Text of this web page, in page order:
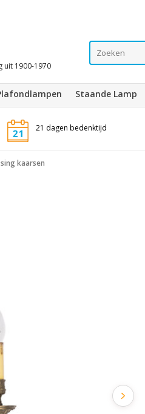
uit 1900-1970
Staande Lamp
21 dagen bedenktijd
kaarsen